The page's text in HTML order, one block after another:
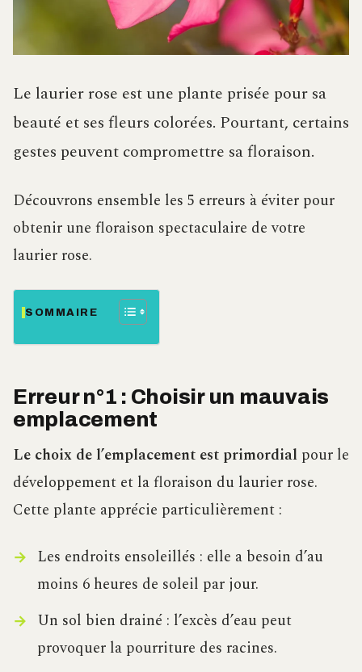
Le laurier rose est une plante prisée pour sa
beauté et ses fleurs colorées. Pourtant, certains
gestes peuvent compromettre sa floraison.
Découvrons ensemble les 5 erreurs à éviter pour
obtenir une floraison spectaculaire de votre
laurier rose.
SOMMAIRE
Erreur n°1 : Choisir un mauvais
emplacement
Le choix de l’emplacement est primordial pour le
développement et la floraison du laurier rose.
Cette plante apprécie particulièrement :
Les endroits ensoleillés : elle a besoin d’au
moins 6 heures de soleil par jour.
Un sol bien drainé : l’excès d’eau peut
provoquer la pourriture des racines.